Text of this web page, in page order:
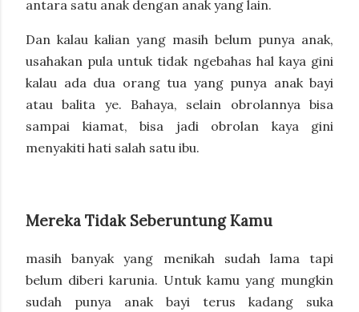
antara satu anak dengan anak yang lain.
Dan kalau kalian yang masih belum punya anak,
usahakan pula untuk tidak ngebahas hal kaya gini
kalau ada dua orang tua yang punya anak bayi
atau balita ye. Bahaya, selain obrolannya bisa
sampai kiamat, bisa jadi obrolan kaya gini
menyakiti hati salah satu ibu.
Mereka Tidak Seberuntung Kamu
masih banyak yang menikah sudah lama tapi
belum diberi karunia. Untuk kamu yang mungkin
sudah punya anak bayi terus kadang suka